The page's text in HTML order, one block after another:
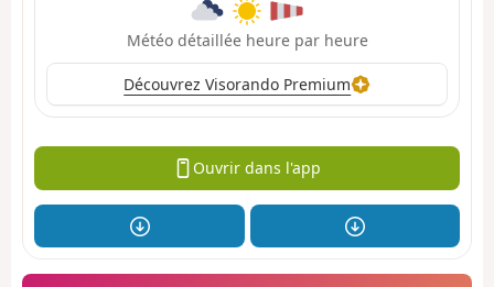
Météo détaillée heure par heure
Découvrez Visorando Premium
Ouvrir dans l'app